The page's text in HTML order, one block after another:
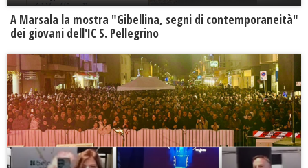
A Marsala la mostra "Gibellina, segni di contemporaneità"
dei giovani dell'IC S. Pellegrino